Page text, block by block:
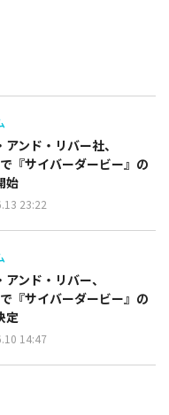
ンド・リバー社、
で『サイバーダービー』の
始
23:22
ンド・リバー、
で『サイバーダービー』の
定
14:47